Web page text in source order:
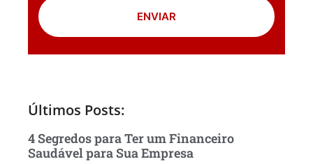
ENVIAR
Últimos Posts:
4 Segredos para Ter um Financeiro
Saudável para Sua Empresa